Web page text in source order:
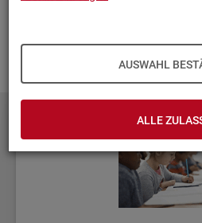
AUSWAHL
ALLE
das gern in un­se­re Pla­nun­gen auf.